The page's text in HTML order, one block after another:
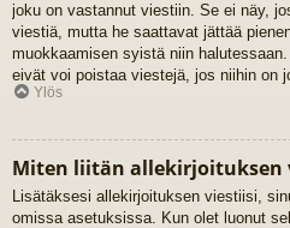
joku on vastannut viestiin. Se ei näy,
viestiä, mutta he saattavat jättää
muokkaamisen syistä niin
eivät voi poistaa viestejä, jos niihin on
Ylös
Miten liitän allekirjoituksen
Lisätäksesi allekirjoituksen viestiisi,
omissa asetuksissa. Kun olet luonut